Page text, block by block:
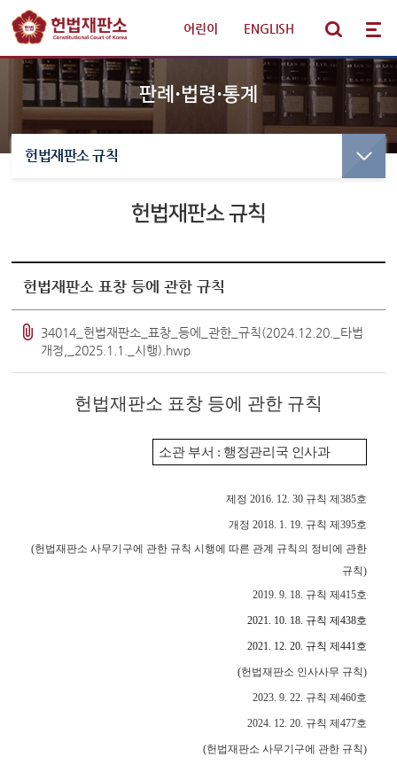
어린이 ENGLISH
선고·변론사건
만화로 보는 결정
최근 주요결정
변론사건
변론일정
변론동영상
방청신청
헌법재판 안내
참여·소통
알림·소식
판례·법령·통계
헌법재판소 규칙
헌법재판소 규칙
헌법재판소 표창 등에 관한 규칙
34014_헌법재판소_표창_등에_관한_규칙(2024.12.20._타법
개정,_2025.1.1._시행).hwp
헌법재판소 표창 등에 관한 규칙
소관 부서 : 행정관리국 인사과
제정 2016. 12. 30 규칙 제 385호
개정 2018. 1. 19. 규칙 제 395호
(헌법재판소 사무기구에 관한 규칙 시행에 따른 관계 규칙의 정비에 관한
규칙)
2019. 9. 18. 규칙 제 415호
2021. 10. 18. 규칙 제 438호
2021. 12. 20. 규칙 제 441호
(헌법재판소 인사사무 규칙)
2023. 9. 22. 규칙 제 460호
2024. 12. 20. 규칙 제 477호
(헌법재판소 사무기구에 관한 규칙)